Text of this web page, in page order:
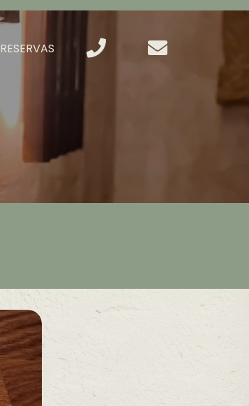
RESERVAS